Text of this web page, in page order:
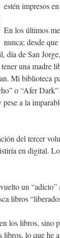
estén impresos
En los últimos
nunca; desde
de San
una madre
Mi biblioteca
o “Afer
a la
del tercer
en digital.
un
libros
los libros, sino
lo que he